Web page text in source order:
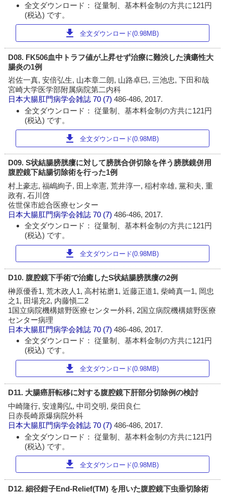
全文ダウンロード： 従量制、基本料金制の方共に121円
(税込) です。
download 全文ダウンロード(0.98MB)
D08. FK506血中トラフ値が上昇せず治療に難渋した潰瘍性大
腸炎の1例
岩佐一真, 安倍弘生, 山本章二朗, 山路卓巳, 三池忠, 下田和哉
宮崎大学医学部附属病院第二内科
日本大腸肛門病学会雑誌 70 (7)486-486, 2017.
全文ダウンロード： 従量制、基本料金制の方共に121円
(税込) です。
download 全文ダウンロード(0.98MB)
D09. S状結腸膀胱瘻に対して膀胱合併切除を伴う膀胱鏡併用
腹腔鏡下結腸切除術を行った1例
村上豪志, 福嶋絢子, 田上幸憲, 荒井淳一, 稲村幸雄, 黨和夫, 重
政有, 石川啓
佐世保市総合医療センター
日本大腸肛門病学会雑誌 70 (7)486-486, 2017.
全文ダウンロード： 従量制、基本料金制の方共に121円
(税込) です。
download 全文ダウンロード(0.98MB)
D10. 腹腔鏡下手術で治癒したS状結腸膀胱瘻の2例
榊原優香1, 荒木政人1, 高村祐磨1, 近藤正道1, 柴崎真一1, 岡忠
之1, 田場充2, 内藤愼二2
1国立病院機構嬉野医療センター外科, 2国立病院機構嬉野医療
センター病理
日本大腸肛門病学会雑誌 70 (7)486-486, 2017.
全文ダウンロード： 従量制、基本料金制の方共に121円
(税込) です。
download 全文ダウンロード(0.98MB)
D11. 大腸癌肝転移に対する腹腔鏡下肝部分切除例の検討
中崎隆行, 安達剛弘, 中司交明, 柴田良仁
日赤長崎原爆病院外科
日本大腸肛門病学会雑誌 70 (7)486-486, 2017.
全文ダウンロード： 従量制、基本料金制の方共に121円
(税込) です。
download 全文ダウンロード(0.98MB)
D12. 細径鉗子End-Relief(TM) を用いた腹腔鏡下虫垂切除術